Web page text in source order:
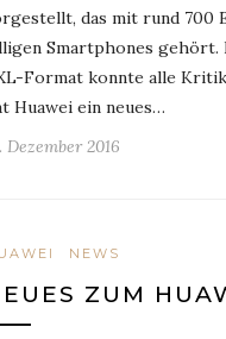
das mit rund 700
Smartphones gehört.
Format konnte alle
Huawei ein neues…
Dezember 2016
NEWS
ZUM